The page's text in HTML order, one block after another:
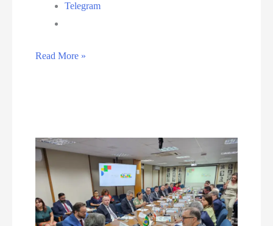
Telegram
Projeto
para
a
Rede
Municipal
de
Read More »